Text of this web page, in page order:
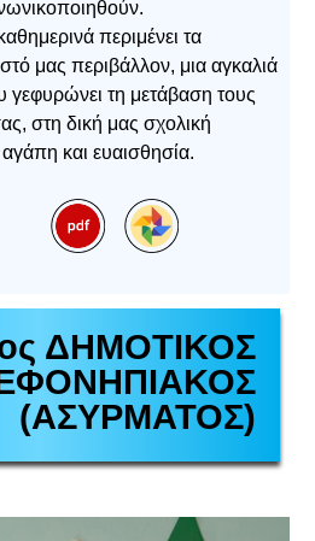
περιμένει τα
μας περιβάλλον, μια αγκαλιά
γεφυρώνει τη μετάβαση τους
στη δική μας σχολική
και ευαισθησία.
ΔΗΜΟΤΙΚΟΣ
(ΑΣΥΡΜΑΤΟΣ)